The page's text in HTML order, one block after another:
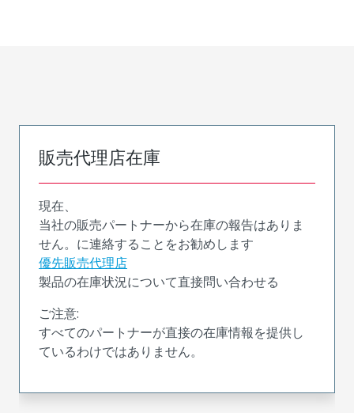
販売代理店在庫
現在、
当社の販売パートナーから在庫の報告はありま
せん。に連絡することをお勧めします
優先販売代理店
製品の在庫状況について直接問い合わせる
ご注意:
すべてのパートナーが直接の在庫情報を提供し
ているわけではありません。